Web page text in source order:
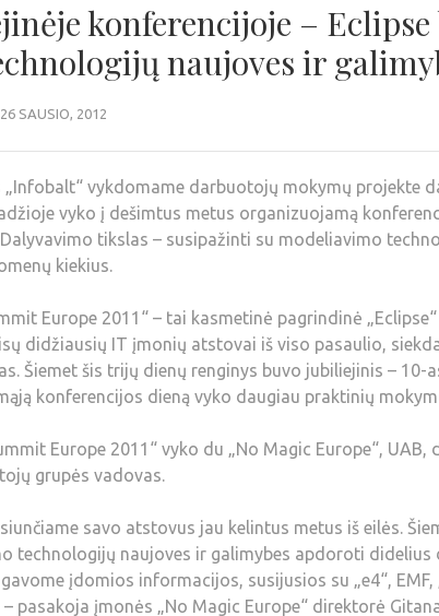
konferencijoje –
naujoves ir
26 SAUSIO, 2012
vykdomame darbuotojų mokymų projekte
vyko į dešimtus metus organizuojamą
tikslas – susipažinti su modeliavimo
kiekius.
Europe 2011“ – tai kasmetinė pagrindinė
didžiausių IT įmonių atstovai iš viso pasaulio,
Šiemet šis trijų dienų renginys buvo jubiliejinis –
konferencijos dieną vyko daugiau praktinių
Europe 2011“ vyko du „No Magic Europe“,
grupės vadovas.
siunčiame savo atstovus jau kelintus metus iš eilės.
technologijų naujoves ir galimybes apdoroti didelius
įdomios informacijos, susijusios su „e4“, EMF,
pasakoja įmonės „No Magic Europe“ direktorė